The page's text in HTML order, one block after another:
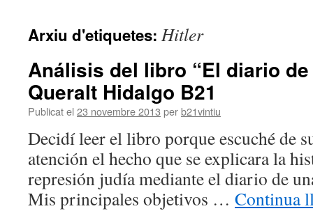
Arxiu d'etiquetes: Hitler
Análisis del libro “El diario de
Queralt Hidalgo B21
Publicat el 23 novembre 2013 perb21vintiu
Decidí leer el libro porque escuché de
atención el hecho que se explicara la
represión judía mediante el diario de
Mis principales objetivos … Continua